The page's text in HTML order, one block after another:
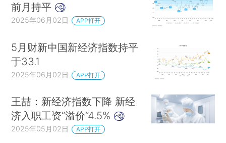
前月持平
2025年06月02日 APP打开
5月财新中国新经济指数持平
于33.1
2025年06月02日 APP打开
王喆：新经济指数下降 新经
济入职工资“溢价”4.5%
2025年05月02日 APP打开